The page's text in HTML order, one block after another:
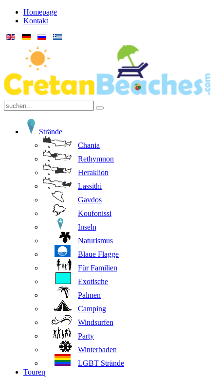
Homepage
Kontakt
Strände
Chania
Rethymnon
Heraklion
Lassithi
Gavdos
Koufonissi
Inseln
Naturismus
Blaue Flagge
Für Familien
Exotische
Palmen
Camping
Windsurfen
Party
Winterbaden
LGBT Strände
Touren